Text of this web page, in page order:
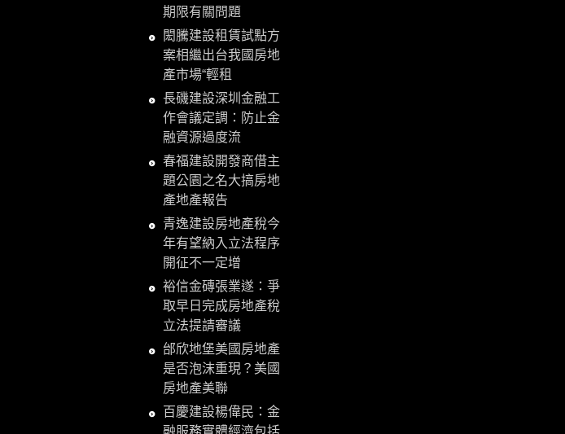
期限有關問題
閎騰建設租賃試點方
案相繼出台我國房地
產市場“輕租
長磯建設深圳金融工
作會議定調：防止金
融資源過度流
春福建設開發商借主
題公園之名大搞房地
產地產報告
青逸建設房地產稅今
年有望納入立法程序
開征不一定增
裕信金磚張業遂：爭
取早日完成房地產稅
立法提請審議
邰欣地堡美國房地產
是否泡沫重現？美國
房地產美聯
百慶建設楊偉民：金
融服務實體經濟包括